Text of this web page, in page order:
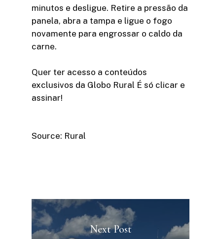
minutos e desligue. Retire a pressão da
panela, abra a tampa e ligue o fogo
novamente para engrossar o caldo da
carne.
Quer ter acesso a conteúdos
exclusivos da Globo Rural É só clicar e
assinar!​
Source: Rural
Next Post